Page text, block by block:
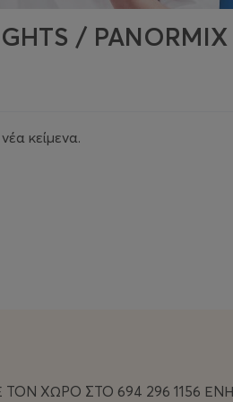
/ PANORMIX
κείμενα.
ΤΟΝ ΧΩΡΟ ΣΤΟ 694 296 1156